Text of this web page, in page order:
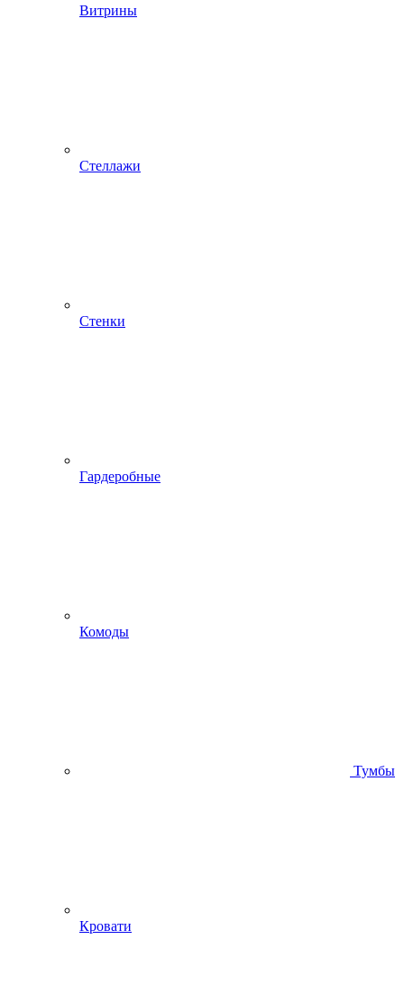
Витрины
Стеллажи
Стенки
Гардеробные
Комоды
Тумбы
Кровати